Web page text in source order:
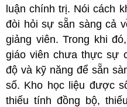
luận chính trị. Nói cách
đòi hỏi sự sẵn sàng cả
giảng viên. Trong khi
giáo viên chưa thực sự
độ và kỹ năng để sẵn
số. Kho học liệu được
thiếu tính đồng bộ,